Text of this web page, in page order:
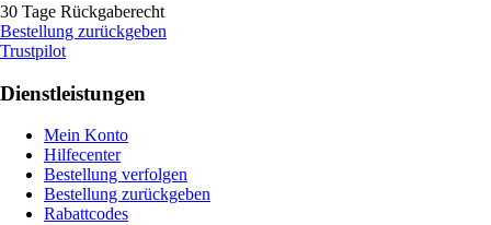
30 Tage Rückgaberecht
Bestellung zurückgeben
Trustpilot
Dienstleistungen
Mein Konto
Hilfecenter
Bestellung verfolgen
Bestellung zurückgeben
Rabattcodes